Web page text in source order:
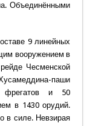
Объединёнными
9 линейных
вооружением в
Чесменской
паши
фрегатов и 50
в 1430 орудий.
в силе. Невзирая